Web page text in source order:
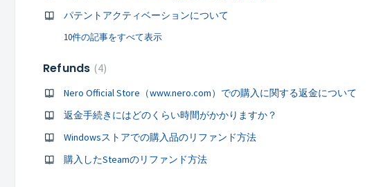
パテントアクティベーションについて
10件の記事をすべて表示
Refunds 4
Nero Official Store（www.nero.com）での購入に関する返金について
返金手続きにはどのくらい時間がかかりますか？
Windowsストアでの購入品のリファンド方法
購入したSteamのリファンド方法